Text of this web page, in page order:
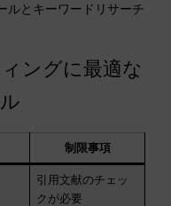
ルとキーワードリサーチ
ングに最適な
制限事項
引用文献のチェッ
クが必要